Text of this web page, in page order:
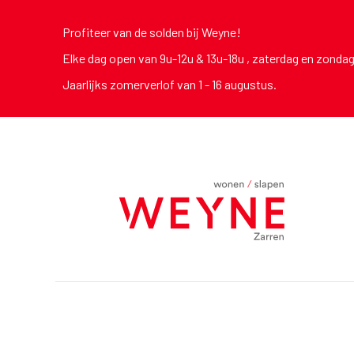
Profiteer van de solden bij Weyne!
Elke dag open van 9u-12u & 13u-18u , zaterdag en
Jaarlijks zomerverlof van 1 - 16 augustus.